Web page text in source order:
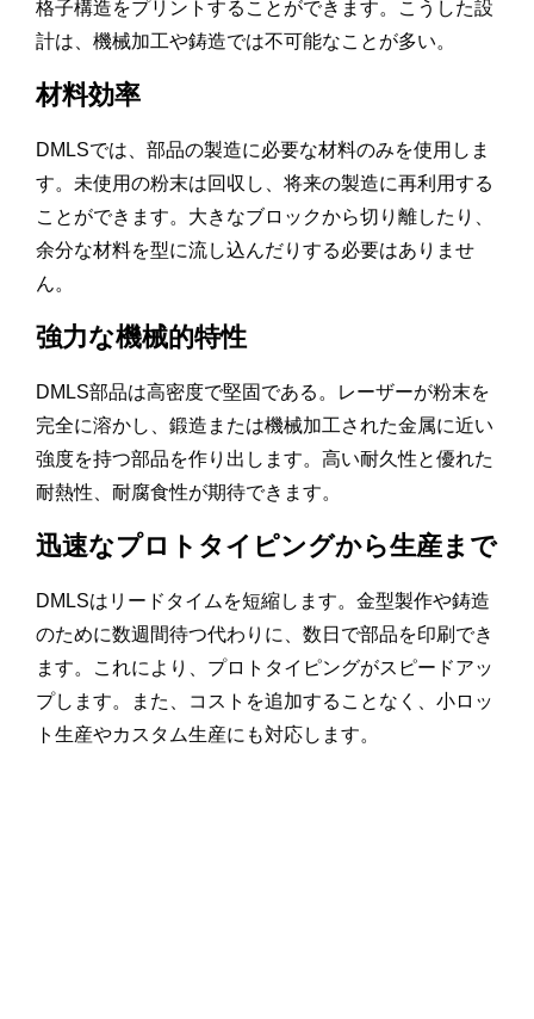
格子構造をプリントすることができます。こうした設
計は、機械加工や鋳造では不可能なことが多い。
材料効率
DMLSでは、部品の製造に必要な材料のみを使用しま
す。未使用の粉末は回収し、将来の製造に再利用する
ことができます。大きなブロックから切り離したり、
余分な材料を型に流し込んだりする必要はありませ
ん。
強力な機械的特性
DMLS部品は高密度で堅固である。レーザーが粉末を
完全に溶かし、鍛造または機械加工された金属に近い
強度を持つ部品を作り出します。高い耐久性と優れた
耐熱性、耐腐食性が期待できます。
迅速なプロトタイピングから生産まで
DMLSはリードタイムを短縮します。金型製作や鋳造
のために数週間待つ代わりに、数日で部品を印刷でき
ます。これにより、プロトタイピングがスピードアッ
プします。また、コストを追加することなく、小ロッ
ト生産やカスタム生産にも対応します。